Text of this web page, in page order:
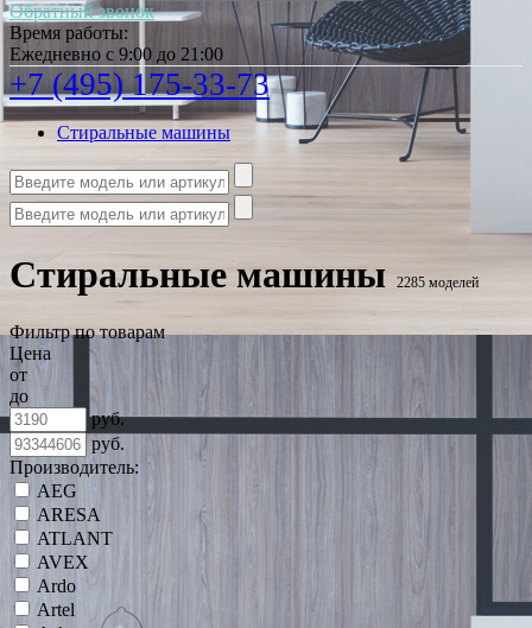
Обратный звонок
Время работы:
Ежедневно с 9:00 до 21:00
+7 (495) 175-33-73
Стиральные машины
Стиральные машины 2285 моделей
Фильтр по товарам
Цена
от
до
руб.
руб.
Производитель:
AEG
ARESA
ATLANT
AVEX
Ardo
Artel